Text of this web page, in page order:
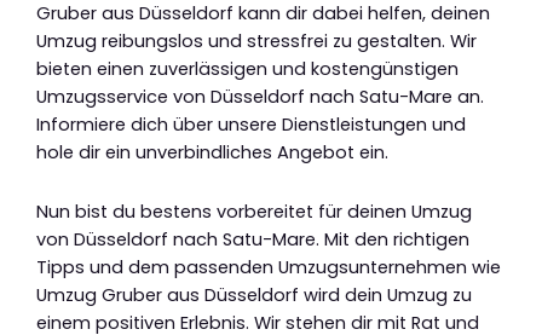
Gruber aus Düsseldorf kann dir dabei helfen, deinen
Umzug reibungslos und stressfrei zu gestalten. Wir
bieten einen zuverlässigen und kostengünstigen
Umzugsservice von Düsseldorf nach Satu-Mare an.
Informiere dich über unsere Dienstleistungen und
hole dir ein unverbindliches Angebot ein.
Nun bist du bestens vorbereitet für deinen Umzug
von Düsseldorf nach Satu-Mare. Mit den richtigen
Tipps und dem passenden Umzugsunternehmen wie
Umzug Gruber aus Düsseldorf wird dein Umzug zu
einem positiven Erlebnis. Wir stehen dir mit Rat und